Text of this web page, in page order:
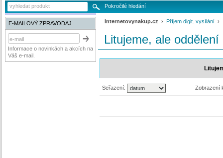
Internetovynakup.cz › Příjem digit. vysílání
Litujeme, ale oddělení
Seřazení: Zobrazení
E-MAILOVÝ ZPRAVODAJ
Informace o novinkách a akcích na
Váš e-mail.
Pokročilé hledání